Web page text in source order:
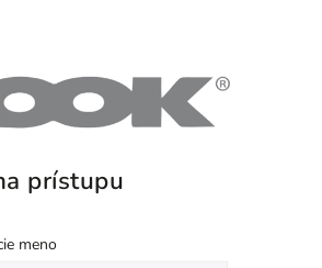
prístupu
meno